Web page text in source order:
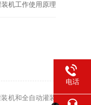
装机工作使用原理
机和全自动灌装
电话